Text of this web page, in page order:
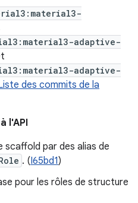
adaptive-
adaptive-
des commits de la
l'API
scaffold par des alias de
. (I65bd1)
pour les rôles de structure